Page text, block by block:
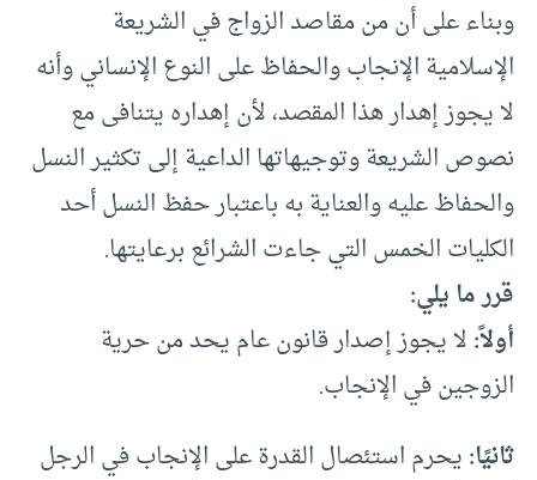
وبناء على أن من مقاصد الزواج في الشريعة
الإسلامية الإنجاب والحفاظ على النوع الإنساني وأنه
لا يجوز إهدار هذا المقصد، لأن إهداره يتنافى مع
نصوص الشريعة وتوجيهاتها الداعية إلى تكثير النسل
والحفاظ عليه والعناية به باعتبار حفظ النسل أحد
الكليات الخمس التي جاءت الشرائع برعايتها.
قرر ما يلي:
أولاً:لا يجوز إصدار قانون عام يحد من حرية
الزوجين في الإنجاب.
ثانيًا:يحرم استئصال القدرة على الإنجاب في الرجل